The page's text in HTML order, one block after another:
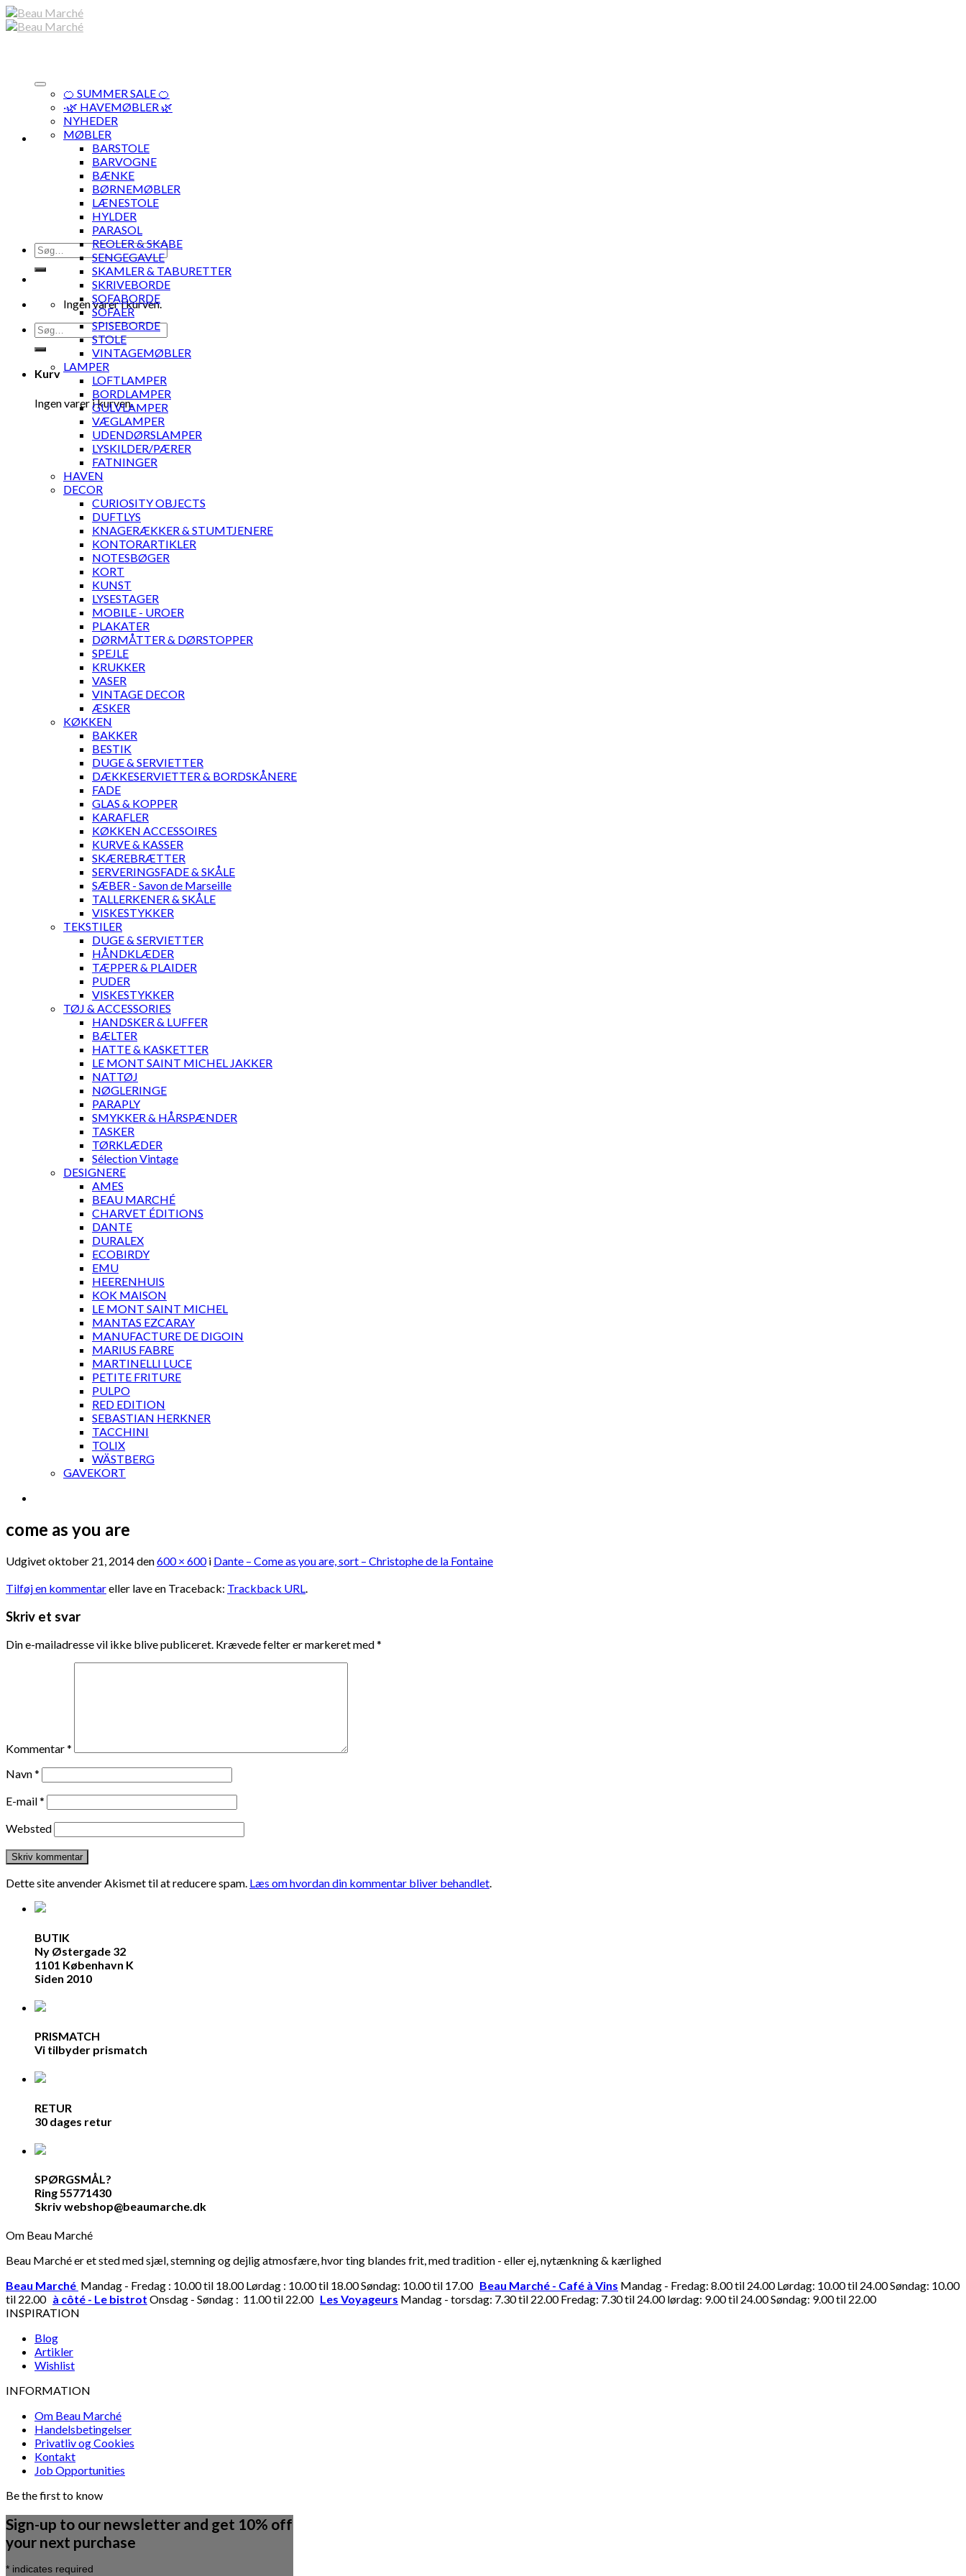
Skip
to
Søg
efter:
Ingen varer i kurven.
Søg
efter:
Kurv
Ingen varer i kurven.
🍊 SUMMER SALE 🍊
·🌿 HAVEMØBLER 🌿
NYHEDER
MØBLER
BARSTOLE
BARVOGNE
BÆNKE
BØRNEMØBLER
LÆNESTOLE
HYLDER
PARASOL
REOLER & SKABE
SENGEGAVLE
SKAMLER & TABURETTER
SKRIVEBORDE
SOFABORDE
SOFAER
SPISEBORDE
STOLE
VINTAGEMØBLER
LAMPER
LOFTLAMPER
BORDLAMPER
GULVLAMPER
VÆGLAMPER
UDENDØRSLAMPER
LYSKILDER/PÆRER
FATNINGER
HAVEN
DECOR
CURIOSITY OBJECTS
DUFTLYS
KNAGERÆKKER & STUMTJENERE
KONTORARTIKLER
NOTESBØGER
KORT
KUNST
LYSESTAGER
MOBILE - UROER
PLAKATER
DØRMÅTTER & DØRSTOPPER
SPEJLE
KRUKKER
VASER
VINTAGE DECOR
ÆSKER
KØKKEN
BAKKER
BESTIK
DUGE & SERVIETTER
DÆKKESERVIETTER & BORDSKÅNERE
FADE
GLAS & KOPPER
KARAFLER
KØKKEN ACCESSOIRES
KURVE & KASSER
SKÆREBRÆTTER
SERVERINGSFADE & SKÅLE
SÆBER - Savon de Marseille
TALLERKENER & SKÅLE
VISKESTYKKER
TEKSTILER
DUGE & SERVIETTER
HÅNDKLÆDER
TÆPPER & PLAIDER
PUDER
VISKESTYKKER
TØJ & ACCESSORIES
HANDSKER & LUFFER
BÆLTER
HATTE & KASKETTER
LE MONT SAINT MICHEL JAKKER
NATTØJ
NØGLERINGE
PARAPLY
SMYKKER & HÅRSPÆNDER
TASKER
TØRKLÆDER
Sélection Vintage
DESIGNERE
AMES
BEAU MARCHÉ
CHARVET ÉDITIONS
DANTE
DURALEX
ECOBIRDY
EMU
HEERENHUIS
KOK MAISON
LE MONT SAINT MICHEL
MANTAS EZCARAY
MANUFACTURE DE DIGOIN
MARIUS FABRE
MARTINELLI LUCE
PETITE FRITURE
PULPO
RED EDITION
SEBASTIAN HERKNER
TACCHINI
TOLIX
WÄSTBERG
GAVEKORT
come as you are
Udgivetoktober 21, 2014den600 × 600i Dante – Come as you are, sort – Christophe de la Fontaine
Tilføj en kommentareller lave en Traceback: Trackback URL.
Skriv et svar
Din e-mailadresse vil ikke blive publiceret. Krævede felter er markeret med*
Kommentar*
Navn*
E-mail*
Websted
Dette site anvender Akismet til at reducere spam. Læs om hvordan din kommentar bliver behandlet.
BUTIK
Ny Østergade 32
1101 København K
Siden 2010
PRISMATCH
Vi tilbyder prismatch
RETUR
30 dages retur
SPØRGSMÅL?
Ring 55771430
Skriv webshop@beaumarche.dk
Om Beau Marché
Beau Marché er et sted med sjæl, stemning og dejlig atmosfære, hvor ting blandes frit, med tradition - eller ej, nytænkning & kærlighed
Beau Marché Mandag - Fredag : 10.00 til 18.00 Lørdag : 10.00 til 18.00 Søndag: 10.00 til 17.00 Beau Marché - Café à Vins Mandag - Fredag: 8.00 til 24.00 Lørdag: 10.00 til 24.00 Søndag: 10.00
til 22.00 à côté - Le bistrot Onsdag - Søndag : 11.00 til 22.00 Les Voyageurs Mandag - torsdag: 7.30 til 22.00 Fredag: 7.30 til 24.00 lørdag: 9.00 til 24.00 Søndag: 9.00 til 22.00
INSPIRATION
Blog
Artikler
Wishlist
INFORMATION
Om Beau Marché
Handelsbetingelser
Privatliv og Cookies
Kontakt
Job Opportunities
Be the first to know
Sign-up to our newsletter and get 10% off
your next purchase
* indicates required